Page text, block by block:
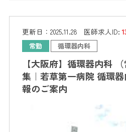
更新日： 2025.11.28 医師求人ID:
常勤 循環器内科
【大阪府】循環器内科
集｜若草第一病院 循環
報のご案内